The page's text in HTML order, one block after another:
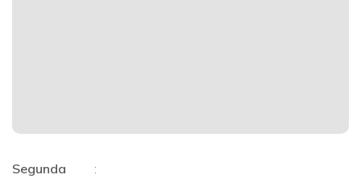
Segunda
: